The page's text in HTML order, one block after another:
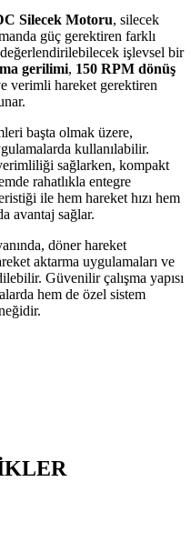
Silecek Motoru, silecek
güç gerektiren farklı
işlevsel bir
gerilimi, 150 RPM dönüş
verimli hareket gerektiren
başta olmak üzere,
kullanılabilir.
sağlarken, kompakt
rahatlıkla entegre
ile hem hareket hızı hem
avantaj sağlar.
döner hareket
aktarma uygulamaları ve
Güvenilir çalışma yapısı
hem de özel sistem